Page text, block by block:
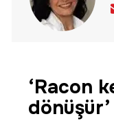
‘Racon
dönüşür’